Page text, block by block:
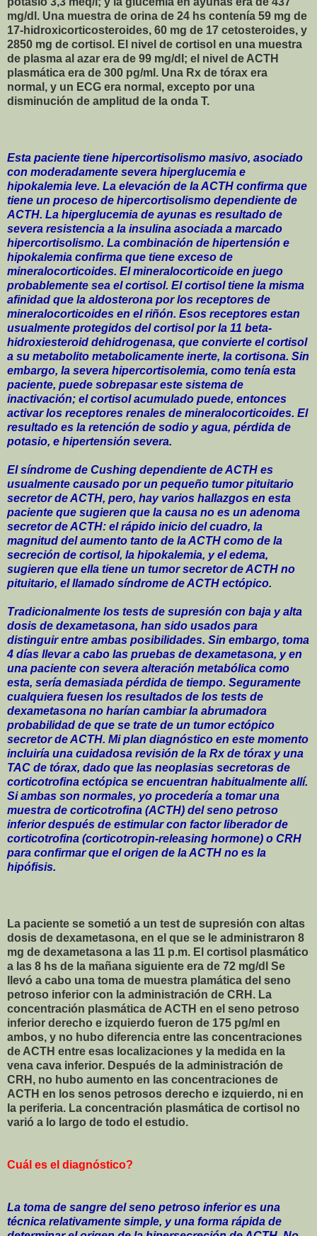
mg/dl. Una muestra de orina de 24 hs contenía 59 mg de
17-hidroxicorticosteroides, 60 mg de 17 cetosteroides, y
2850 mg de cortisol. El nivel de cortisol en una muestra
de plasma al azar era de 99 mg/dl; el nivel de ACTH
plasmática era de 300 pg/ml. Una Rx de tórax era
normal, y un ECG era normal, excepto por una
disminución de amplitud de la onda T.
Esta paciente tiene hipercortisolismo masivo, asociado
con moderadamente severa hiperglucemia e
hipokalemia leve. La elevación de la ACTH confirma que
tiene un proceso de hipercortisolismo dependiente de
ACTH. La hiperglucemia de ayunas es resultado de
severa resistencia a la insulina asociada a marcado
hipercortisolismo. La combinación de hipertensión e
hipokalemia confirma que tiene exceso de
mineralocorticoides. El mineralocorticoide en juego
probablemente sea el cortisol. El cortisol tiene la misma
afinidad que la aldosterona por los receptores de
mineralocorticoides en el riñón. Esos receptores estan
usualmente protegidos del cortisol por la 11 beta-
hidroxiesteroid dehidrogenasa, que convierte el cortisol
a su metabolito metabolicamente inerte, la cortisona. Sin
embargo, la severa hipercortisolemia, como tenía esta
paciente, puede sobrepasar este sistema de
inactivación; el cortisol acumulado puede, entonces
activar los receptores renales de mineralocorticoides. El
resultado es la retención de sodio y agua, pérdida de
potasio, e hipertensión severa.
El síndrome de Cushing dependiente de ACTH es
usualmente causado por un pequeño tumor pituitario
secretor de ACTH, pero, hay varios hallazgos en esta
paciente que sugieren que la causa no es un adenoma
secretor de ACTH: el rápido inicio del cuadro, la
magnitud del aumento tanto de la ACTH como de la
secreción de cortisol, la hipokalemia, y el edema,
sugieren que ella tiene un tumor secretor de ACTH no
pituitario, el llamado síndrome de ACTH ectópico.
Tradicionalmente los tests de supresión con baja y alta
dosis de dexametasona, han sido usados para
distinguir entre ambas posibilidades. Sin embargo, toma
4 días llevar a cabo las pruebas de dexametasona, y en
una paciente con severa alteración metabólica como
esta, sería demasiada pérdida de tiempo. Seguramente
cualquiera fuesen los resultados de los tests de
dexametasona no harían cambiar la abrumadora
probabilidad de que se trate de un tumor ectópico
secretor de ACTH. Mi plan diagnóstico en este momento
incluiría una cuidadosa revisión de la Rx de tórax y una
TAC de tórax, dado que las neoplasias secretoras de
corticotrofina ectópica se encuentran habitualmente allí.
Si ambas son normales, yo procedería a tomar una
muestra de corticotrofina (ACTH) del seno petroso
inferior después de estimular con factor liberador de
corticotrofina (corticotropin-releasing hormone) o CRH
para confirmar que el origen de la ACTH no es la
hipófisis.
La paciente se sometió a un test de supresión con altas
dosis de dexametasona, en el que se le administraron 8
mg de dexametasona a las 11 p.m. El cortisol plasmático
a las 8 hs de la mañana siguiente era de 72 mg/dl Se
llevó a cabo una toma de muestra plamática del seno
petroso inferior con la administración de CRH. La
concentración plasmática de ACTH en el seno petroso
inferior derecho e izquierdo fueron de 175 pg/ml en
ambos, y no hubo diferencia entre las concentraciones
de ACTH entre esas localizaciones y la medida en la
vena cava inferior. Después de la administración de
CRH, no hubo aumento en las concentraciones de
ACTH en los senos petrosos derecho e izquierdo, ni en
la periferia. La concentración plasmática de cortisol no
varió a lo largo de todo el estudio.
Cuál es el diagnóstico?
La toma de sangre del seno petroso inferior es una
técnica relativamente simple, y una forma rápida de